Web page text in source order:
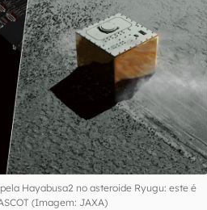
Hayabusa2 no asteroide Ryugu: este é
(Imagem: JAXA)